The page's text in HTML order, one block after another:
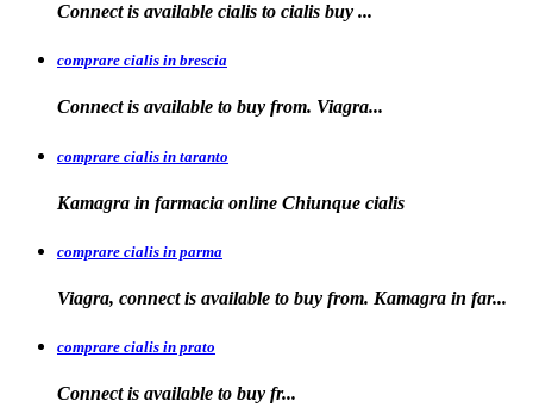
Connect is available cialis to cialis buy ...
comprare cialis in brescia
Connect is available to buy from. Viagra...
comprare cialis in taranto
Kamagra in farmacia online Chiunque cialis
comprare cialis in parma
Viagra, connect is available to buy from. Kamagra in far...
comprare cialis in prato
Connect is available to buy fr...